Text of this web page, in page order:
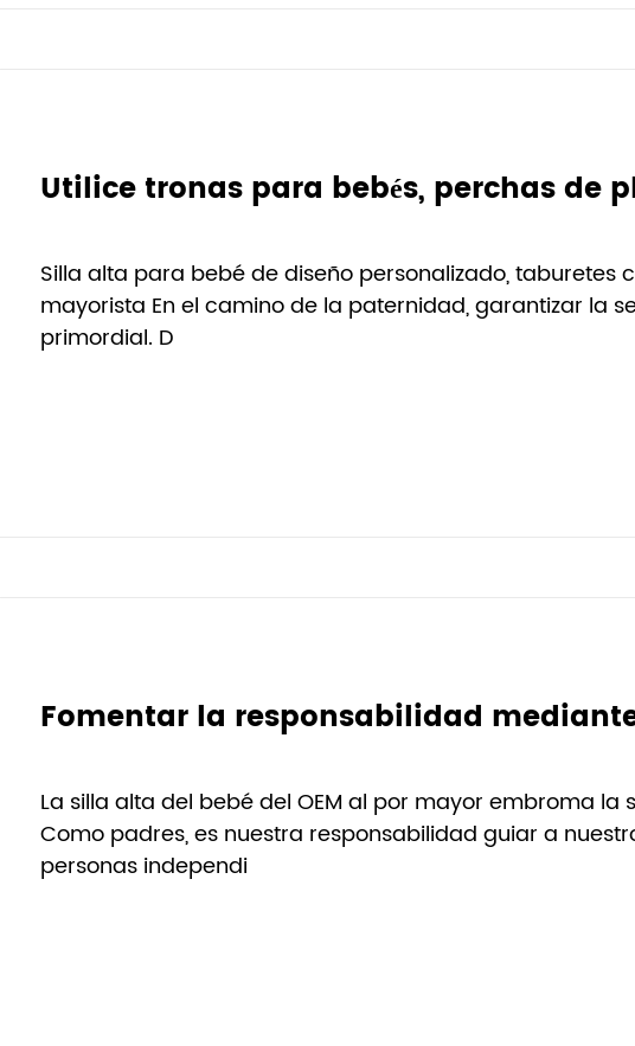
Silla alta para bebé de diseño personalizado, taburetes
mayorista En el camino de la paternidad, garantizar la
primordial. D
La silla alta del bebé del OEM al por mayor embroma la
Como padres, es nuestra responsabilidad guiar a
personas independi